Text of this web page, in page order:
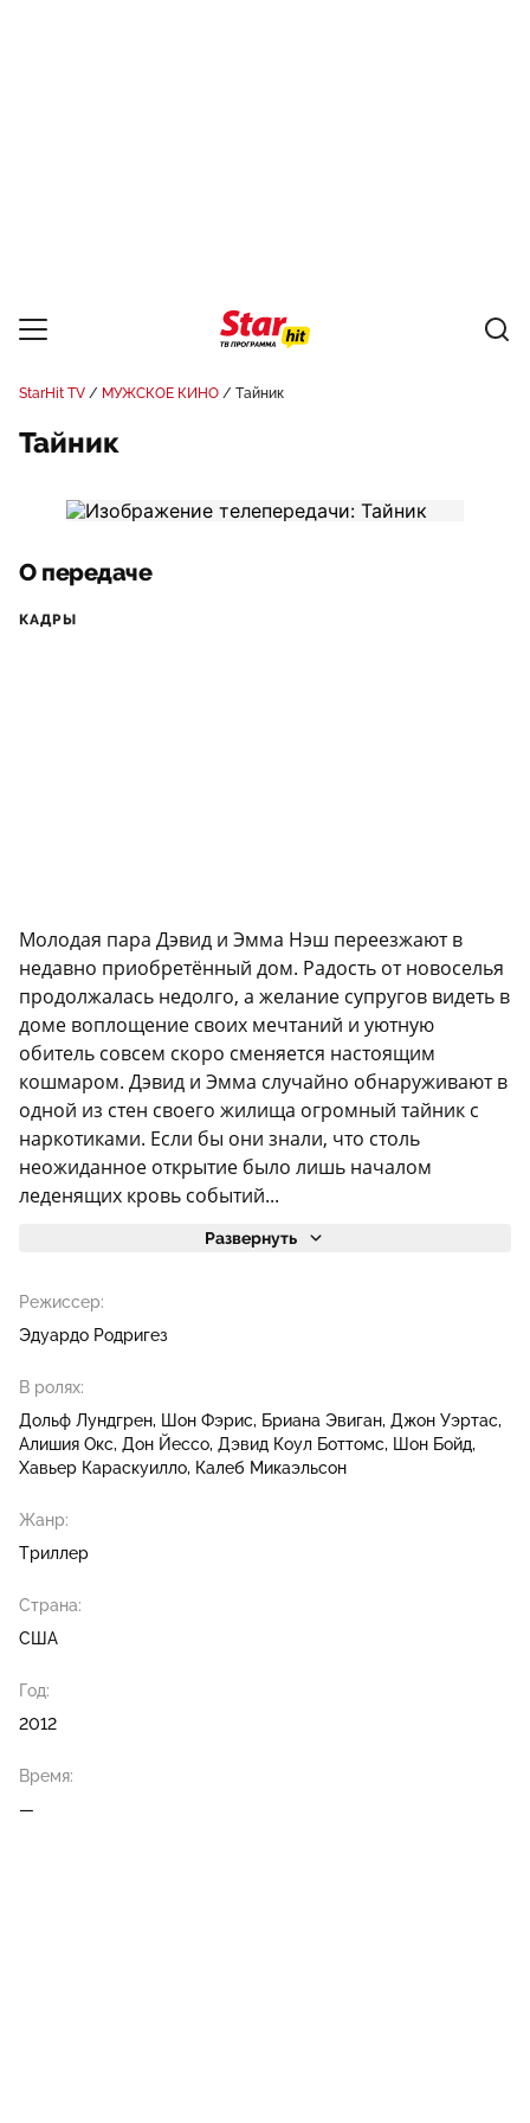
StarHit TV МУЖСКОЕ КИНО Тайник
Тайник
О передаче
КАДРЫ
Молодая пара Дэвид и Эмма Нэш переезжают в
недавно приобретённый дом. Радость от новоселья
продолжалась недолго, а желание супругов видеть в
доме воплощение своих мечтаний и уютную
обитель совсем скоро сменяется настоящим
кошмаром. Дэвид и Эмма случайно обнаруживают в
одной из стен своего жилища огромный тайник с
наркотиками. Если бы они знали, что столь
неожиданное открытие было лишь началом
леденящих кровь событий...
Развернуть
Режиссер:
Эдуардо Родригез
В ролях:
Дольф Лундгрен
Шон Фэрис Бриана Эвиган Джон Уэртас
Алишия Окс Дон Йессо Дэвид Коул Боттомс
Шон Бойд
Хавьер Караскуилло Калеб Микаэльсон
Жанр:
Триллер
Страна:
США
Год:
2012
Время:
—